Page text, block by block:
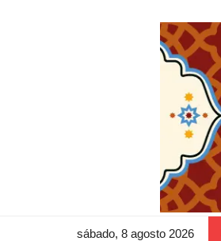
sábado, 8 agosto 2026